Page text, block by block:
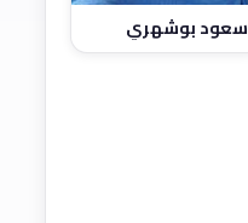
سعود بوشهري